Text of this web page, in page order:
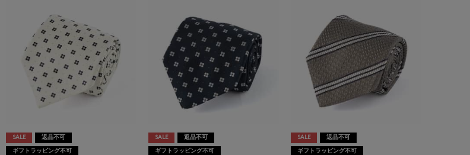
SALE 返品不可
ギフトラッピング不可
SALE 返品不可
ギフトラッピング不可
SALE 返品不可
ギフトラッピング不可